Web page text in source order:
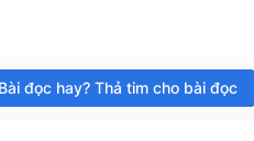
Bài đọc hay? Thả tim cho bài đọc